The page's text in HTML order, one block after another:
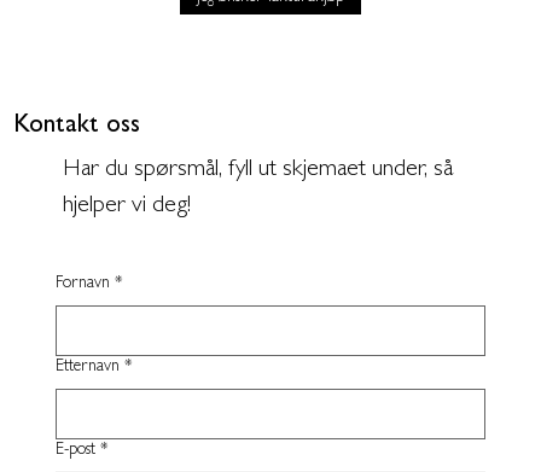
Kontakt oss
Har du spørsmål, fyll ut skjemaet under, så
hjelper vi deg!
Fornavn *
Etternavn *
E-post *